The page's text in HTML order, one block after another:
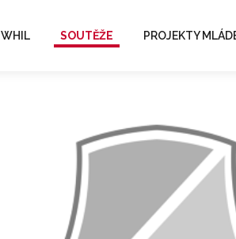
WHIL SOUTĚŽE PROJEKTY